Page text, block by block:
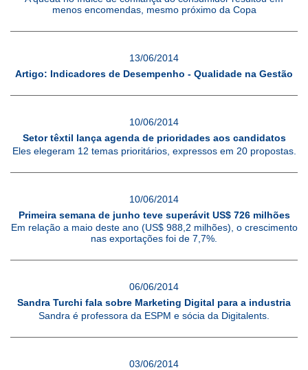
menos encomendas, mesmo próximo da Copa
13/06/2014
Artigo: Indicadores de Desempenho - Qualidade na Gestão
10/06/2014
Setor têxtil lança agenda de prioridades aos candidatos
Eles elegeram 12 temas prioritários, expressos em 20 propostas.
10/06/2014
Primeira semana de junho teve superávit US$ 726 milhões
Em relação a maio deste ano (US$ 988,2 milhões), o crescimento
nas exportações foi de 7,7%.
06/06/2014
Sandra Turchi fala sobre Marketing Digital para a industria
Sandra é professora da ESPM e sócia da Digitalents.
03/06/2014